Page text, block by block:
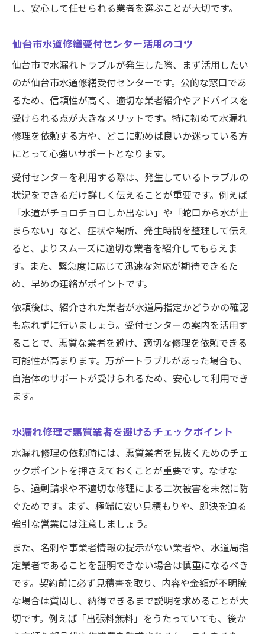
修理依頼から作業完了までのポイント解説
水漏れ修理完了後に行うべきチェック方法
水道トラブルに強い修理依頼の進め方
水漏れ修理で役立つトラブル事例の活用法
水道局指定業者と民間業者の違いを理解
水漏れ修理依頼時の事前見積もりの重要性
仙台市水道局漏水調査サービスの活用方法
水漏れ修理後のアフターサポート確認ポイ
ント
水漏れ修理で失敗しないための要点
水漏れ修理で後悔しない業者選びのコツ
仙台市水道局の漏水減免制度を賢く利用
水漏れ修理の見積もり内容を比較検討する
水道トラブルの再発防止策を徹底しよう
水漏れ修理依頼時のトラブル回避法
し、安心して任せられる業者を選ぶことが大切です。
仙台市水道修繕受付センター活用のコツ
仙台市で水漏れトラブルが発生した際、まず活用したい
のが仙台市水道修繕受付センターです。公的な窓口であ
るため、信頼性が高く、適切な業者紹介やアドバイスを
受けられる点が大きなメリットです。特に初めて水漏れ
修理を依頼する方や、どこに頼めば良いか迷っている方
にとって心強いサポートとなります。
受付センターを利用する際は、発生しているトラブルの
状況をできるだけ詳しく伝えることが重要です。例えば
「水道がチョロチョロしか出ない」や「蛇口から水が止
まらない」など、症状や場所、発生時間を整理して伝え
ると、よりスムーズに適切な業者を紹介してもらえま
す。また、緊急度に応じて迅速な対応が期待できるた
め、早めの連絡がポイントです。
依頼後は、紹介された業者が水道局指定かどうかの確認
も忘れずに行いましょう。受付センターの案内を活用す
ることで、悪質な業者を避け、適切な修理を依頼できる
可能性が高まります。万が一トラブルがあった場合も、
自治体のサポートが受けられるため、安心して利用でき
ます。
水漏れ修理で悪質業者を避けるチェックポイント
水漏れ修理の依頼時には、悪質業者を見抜くためのチェ
ックポイントを押さえておくことが重要です。なぜな
ら、過剰請求や不適切な修理による二次被害を未然に防
ぐためです。まず、極端に安い見積もりや、即決を迫る
強引な営業には注意しましょう。
また、名刺や事業者情報の提示がない業者や、水道局指
定業者であることを証明できない場合は慎重になるべき
です。契約前に必ず見積書を取り、内容や金額が不明瞭
な場合は質問し、納得できるまで説明を求めることが大
切です。例えば「出張料無料」をうたっていても、後か